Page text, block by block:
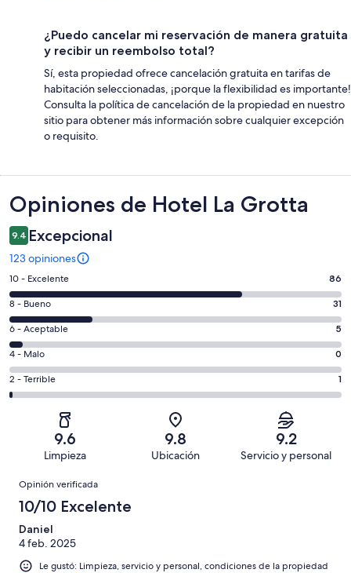
¿Puedo cancelar mi reservación de manera gratuita
y recibir un reembolso total?
Sí, esta propiedad ofrece cancelación gratuita en tarifas de
habitación seleccionadas, ¡porque la flexibilidad es importante!
Consulta la política de cancelación de la propiedad en nuestro
sitio para obtener más información sobre cualquier excepción
o requisito.
Opiniones
Opiniones de Hotel La Grotta
9.4 Excepcional
123 opiniones
Puntuación
de
10,
es
decir,
Excelente.
Basada
en
opiniones
10 - Excelente 86
Puntuación
de
8,
es
decir,
Bueno.
opiniones
8 - Bueno 31
Puntuación
de
6,
es
decir,
Aceptable.
de
opiniones
6 - Aceptable 5
Puntuación
de
4,
Basada
de
opiniones
4 - Malo 0
Puntuación
de
Terrible.
Basada
de
123
opiniones
2 - Terrible 1
9.6
Limpieza
9.8
Ubicación
9.2
Servicio y personal
Opiniones
Opinión verificada
10/10 Excelente
Daniel
4 feb. 2025
Le gustó: Limpieza, servicio y personal, condiciones de la propiedad